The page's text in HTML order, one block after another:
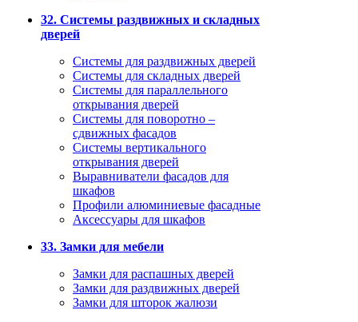
32. Системы раздвижных и складных
дверей
Системы для раздвижных дверей
Системы для складных дверей
Системы для параллельного
открывания дверей
Системы для поворотно –
сдвижных фасадов
Системы вертикального
открывания дверей
Выравниватели фасадов для
шкафов
Профили алюминиевые фасадные
Аксессуары для шкафов
33. Замки для мебели
Замки для распашных дверей
Замки для раздвижных дверей
Замки для шторок жалюзи